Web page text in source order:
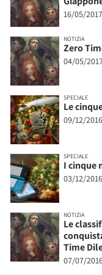
16/05/2017
NOTIZIA
Zero
04/05/
SPECIALE
Le
09/12/2016
SPECIALE
I cinque
03/12/2016
NOTIZIA
Le
Time
07/07/